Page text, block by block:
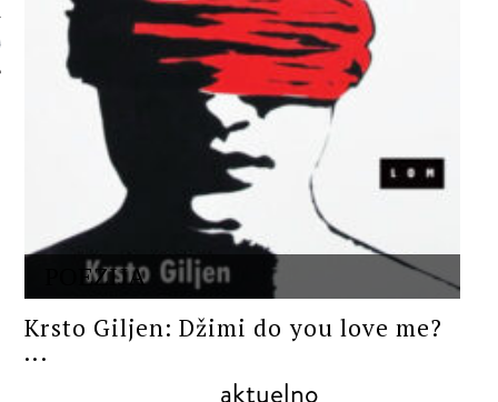
POEZIJA
Krsto Giljen: Džimi do you love me?
...